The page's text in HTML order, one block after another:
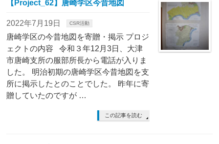
【Project_62】唐崎学区今昔地図
2022年7月19日 CSR活動
唐崎学区の今昔地図を寄贈・掲示 プロジ
ェクトの内容 令和３年12月3日、大津
市唐崎支所の服部所長から電話が入りま
した。 明治初期の唐崎学区今昔地図を支
所に掲示したとのことでした。 昨年に寄
贈していたのですが …
この記事を読む